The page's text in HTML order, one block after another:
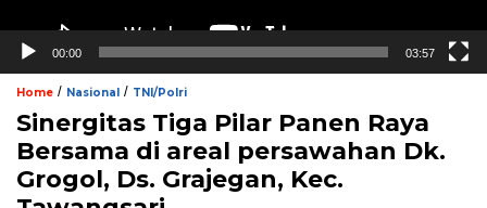
00:00 03:57
Home / Nasional / TNI/Polri
Sinergitas Tiga Pilar Panen Raya
Bersama di areal persawahan Dk.
Grogol, Ds. Grajegan, Kec.